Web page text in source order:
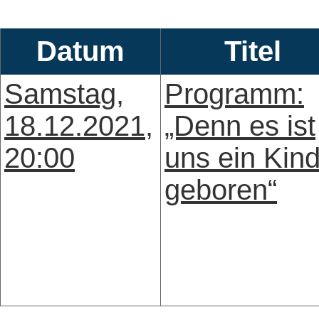
Datum
Titel
Samstag,
18.12.2021,
20:00
Programm:
„Denn es ist
uns ein
geboren“